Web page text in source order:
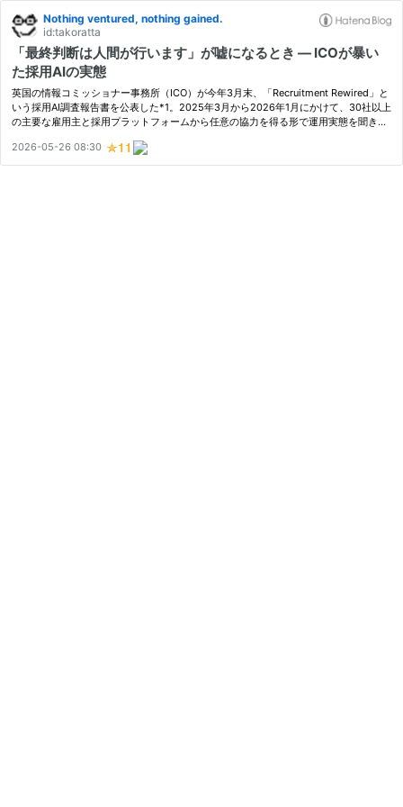
Nothing ventured, nothing gained.
id:takoratta
「最終判断は人間が行います」が嘘になるとき ― ICOが暴い
た採用AIの実態
英国の情報コミッショナー事務所（ICO）が今年3月末、「Recruitment Rewired」と
いう採用AI調査報告書を公表した*1。2025年3月から2026年1月にかけて、30社以上
の主要な雇用主と採用プラットフォームから任意の協力を得る形で運用実態を聞き取
2026-05-26 08:30